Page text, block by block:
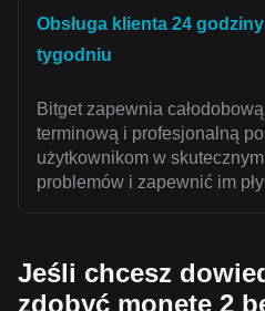
Obsługa klienta 24
tygodniu
Bitget zapewnia
terminową i profesjonalną
użytkownikom w
problemów i zapewnić im
Jeśli chcesz
zdobyć monetę 2